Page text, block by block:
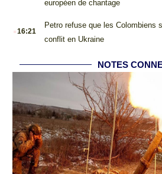
européen de chantage
.16:21
Petro refuse que les Colombiens
conflit en Ukraine
NOTES